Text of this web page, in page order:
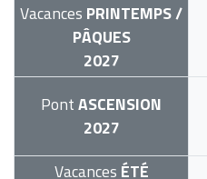
Vacances PRINTEMPS /
PÂQUES
2027
PontASCENSION
2027
Vacances ÉTÉ